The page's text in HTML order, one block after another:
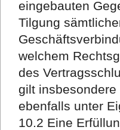
eingebauten
Tilgung
welchem
des
gilt
ebenfalls unter
10.2 Eine